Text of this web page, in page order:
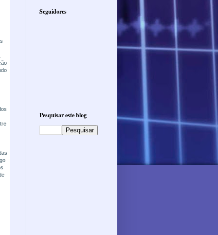
Seguidores
Pesquisar este blog